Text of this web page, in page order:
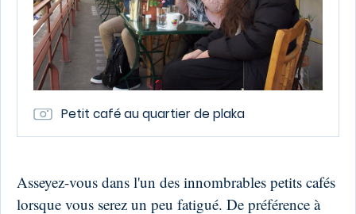
Petit café au quartier de plaka
Asseyez-vous dans l'un des innombrables petits cafés
lorsque vous serez un peu fatigué. De préférence à